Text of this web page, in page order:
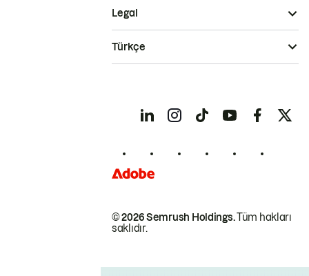
© 2026 Semrush Holdings.Tüm hakları
saklıdır.
Legal
Türkçe